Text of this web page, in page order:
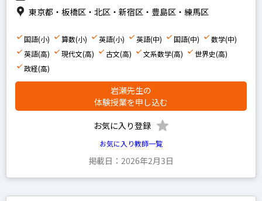
東京都・板橋区・北区・新宿区・豊島区・練馬区
国語(小) 算数(小) 英語(小) 英語(中) 国語(中)
数学(中)
英語(高)
現代文(高) 古文(高) 文系数学(高)
世界史(高)
政経(高)
岩瀬先生の
体験授業を申し込む
お気に入り登録
お気に入り教師一覧
掲載日：2026年2月3日